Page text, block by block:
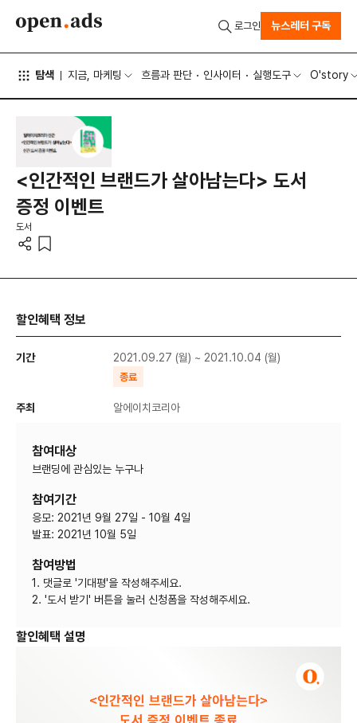
탐색 지금, 마케팅 흐름과 판단 인사이터 실행도구 O'story
로그인 뉴스레터 구독
<인간적인 브랜드가 살아남는다> 도서
증정 이벤트
도서
할인혜택 정보
기간 2021.09.27 (월) ~ 2021.10.04 (월)
종료
주최 알에이치코리아
참여대상
브랜딩에 관심있는 누구나
참여기간
응모: 2021년 9월 27일 - 10월 4일
발표: 2021년 10월 5일
참여방법
1. 댓글로 '기대평'을 작성해주세요.
2. '도서 받기' 버튼을 눌러 신청폼을 작성해주세요.
할인혜택 설명